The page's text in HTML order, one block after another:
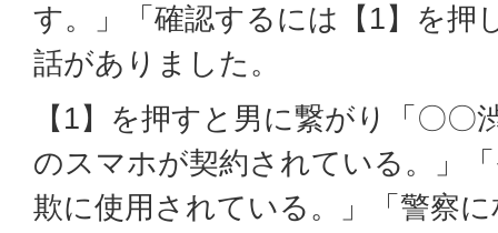
す。」「確認するには【1】を押
話がありました。
【1】を押すと男に繋がり「〇
のスマホが契約されている。」
欺に使用されている。」「警察